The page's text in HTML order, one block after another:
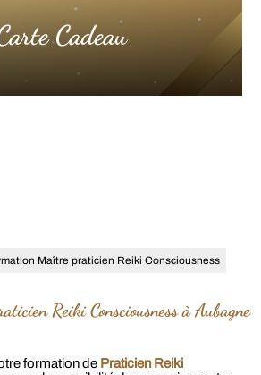
Cadeau
Maître praticien Reiki Consciousness
Reiki Consciousness à Aubagne
formation de Praticien Reiki